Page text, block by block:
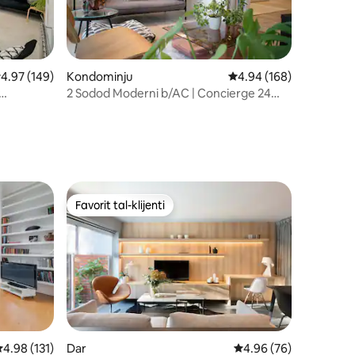
ta' reviews: 188
medju ta' 4.97 minn 5, skont dan-numru ta' reviews: 149
4.97 (149)
Kondominju Rating medju ta' 4.94
4.94 (168)
2 Sodod Moderni b/AC | Concierge 24
medju ta' 4.98 minn 5, skont dan-numru ta' reviews: 131
4.98 (131)
Favorit tal-klijenti
Favorit tal-klijenti
Dar Rating medju ta' 4.96
4.96 (76)